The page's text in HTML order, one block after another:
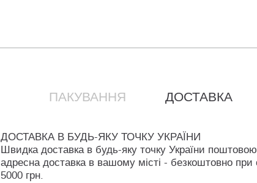
ПАКУВАННЯ ДОСТАВКА
ДОСТАВКА В БУДЬ-ЯКУ ТОЧКУ УКРАЇНИ
Швидка доставка в будь-яку точку України
адресна доставка в вашому місті - безкоштовно при
5000 грн.